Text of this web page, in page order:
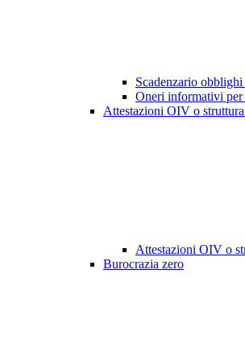
Scadenzario
Oneri informativi per
Attestazioni OIV o struttura
Attestazioni OIV o
Burocrazia zero